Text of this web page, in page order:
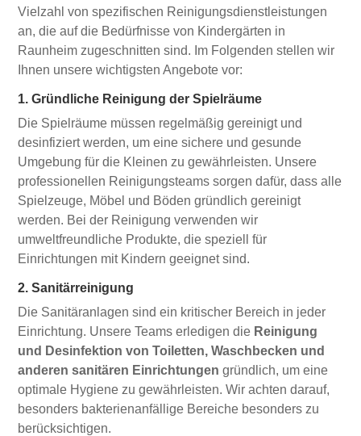
Vielzahl von spezifischen Reinigungsdienstleistungen
an, die auf die Bedürfnisse von Kindergärten in
Raunheim zugeschnitten sind. Im Folgenden stellen wir
Ihnen unsere wichtigsten Angebote vor:
1. Gründliche Reinigung der Spielräume
Die Spielräume müssen regelmäßig gereinigt und
desinfiziert werden, um eine sichere und gesunde
Umgebung für die Kleinen zu gewährleisten. Unsere
professionellen Reinigungsteams sorgen dafür, dass alle
Spielzeuge, Möbel und Böden gründlich gereinigt
werden. Bei der Reinigung verwenden wir
umweltfreundliche Produkte, die speziell für
Einrichtungen mit Kindern geeignet sind.
2. Sanitärreinigung
Die Sanitäranlagen sind ein kritischer Bereich in jeder
Einrichtung. Unsere Teams erledigen die Reinigung
und Desinfektion von Toiletten, Waschbecken und
anderen sanitären Einrichtungen gründlich, um eine
optimale Hygiene zu gewährleisten. Wir achten darauf,
besonders bakterienanfällige Bereiche besonders zu
berücksichtigen.